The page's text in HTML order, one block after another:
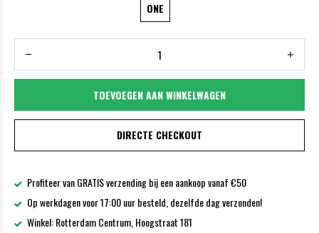
ONE
TOEVOEGEN AAN WINKELWAGEN
DIRECTE CHECKOUT
Profiteer van GRATIS verzending bij een aankoop vanaf €50
Op werkdagen voor 17:00 uur besteld, dezelfde dag verzonden!
Winkel: Rotterdam Centrum, Hoogstraat 181